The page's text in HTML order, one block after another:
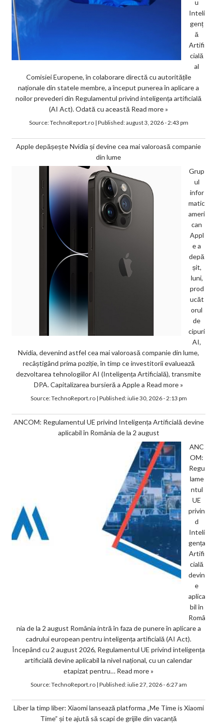
u
Inteli
genț
ă
Artifi
cială
al
Comisiei Europene, în colaborare directă cu autoritățile
naționale din statele membre, a început punerea în aplicare a
noilor prevederi din Regulamentul privind inteligența artificială
(AI Act). Odată cu această Read more »
Source:TechnoReport.ro| Published:august 3, 2026 - 2:43 pm
Apple depășește Nvidia și devine cea mai valoroasă companie
din lume
Grup
ul
infor
matic
ameri
can
Appl
e a
depă
șit,
luni,
prod
ucăt
orul
de
cipuri
AI,
Nvidia, devenind astfel cea mai valoroasă companie din lume,
recâștigând prima poziție, în timp ce investitorii evaluează
dezvoltarea tehnologiilor AI (Inteligența Artificială), transmite
DPA. Capitalizarea bursieră a Apple a Read more »
Source:TechnoReport.ro| Published:iulie 30, 2026 - 2:13 pm
ANCOM: Regulamentul UE privind Inteligența Artificială devine
aplicabil în România de la 2 august
ANC
OM:
Regu
lame
ntul
UE
privin
d
Inteli
gența
Artifi
cială
devin
e
aplica
bil în
Româ
nia de la 2 august România intră în faza de punere în aplicare a
cadrului european pentru inteligența artificială (AI Act).
Începând cu 2 august 2026, Regulamentul UE privind inteligența
artificială devine aplicabil la nivel național, cu un calendar
etapizat pentru… Read more »
Source:TechnoReport.ro| Published:iulie 27, 2026 - 6:27 am
Liber la timp liber: Xiaomi lansează platforma „Me Time is Xiaomi
Time” și te ajută să scapi de grijile din vacanță